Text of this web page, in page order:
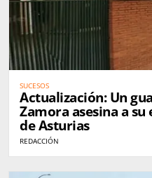
SUCESOS
Actualización: Un
Zamora asesina a
de Asturias
REDACCIÓN